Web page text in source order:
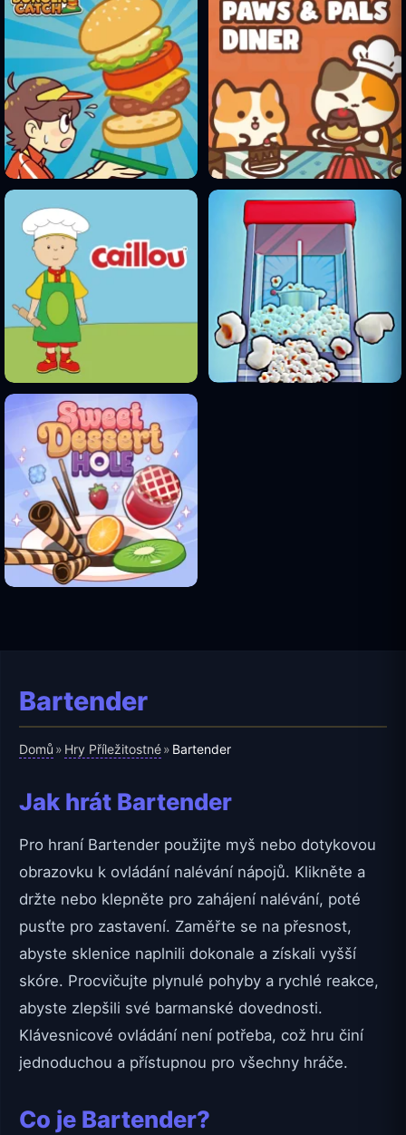
Bartender
Domů » Hry Příležitostné» Bartender
Jak hrát Bartender
Pro hraní Bartender použijte myš nebo dotykovou
obrazovku k ovládání nalévání nápojů. Klikněte a
držte nebo klepněte pro zahájení nalévání, poté
pusťte pro zastavení. Zaměřte se na přesnost,
abyste sklenice naplnili dokonale a získali vyšší
skóre. Procvičujte plynulé pohyby a rychlé reakce,
abyste zlepšili své barmanské dovednosti.
Klávesnicové ovládání není potřeba, což hru činí
jednoduchou a přístupnou pro všechny hráče.
Co je Bartender?